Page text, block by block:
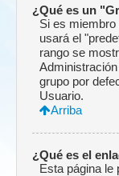
¿Qué es un
Si es miembro
usará el
rango se
grupo por
Usuario.
Arriba
¿Qué es el
Esta página le